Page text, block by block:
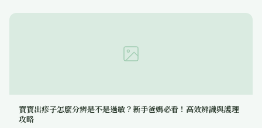
寶寶出疹子怎麼分辨是不是過敏？新手爸媽必看！高效辨識與護理
攻略